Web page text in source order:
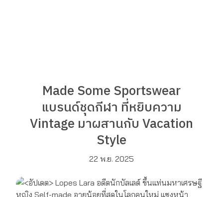
Made Some Sportswear
แบรนด์ชุดกีฬา ที่หยิบความ
Vintage มาผสานกับ Vacation
Style
22 พ.ย. 2025